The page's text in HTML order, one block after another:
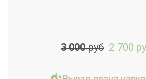
3 000руб 2 700